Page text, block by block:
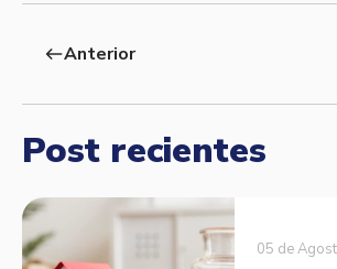
westAnterior
Post recientes
05 de